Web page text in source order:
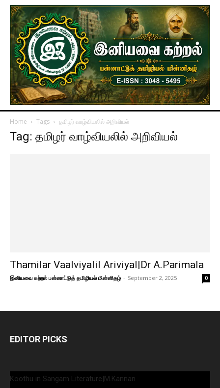
Home Tags தமிழர் வாழ்வியலில் அறிவியல்
Tag: தமிழர் வாழ்வியலில் அறிவியல்
Thamilar Vaalviyalil Ariviyal|Dr A.Parimala
இனியவை கற்றல் பன்னாட்டுத் தமிழியல் மின்னிதழ் - September 2, 2025 0
EDITOR PICKS
Koothu in Sangam Literature|M.Kannan